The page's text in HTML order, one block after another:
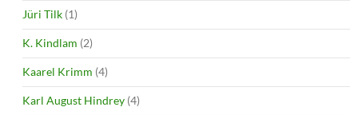
Jüri Tilk (1)
K. Kindlam (2)
Kaarel Krimm (4)
Karl August Hindrey (4)